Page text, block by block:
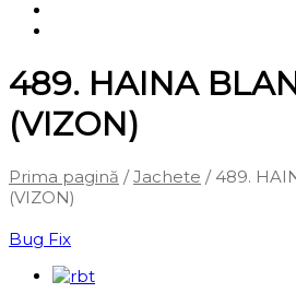
489. HAINA
(VIZON)
Prima pagină /Jachete / 489.
(VIZON)
Bug Fix